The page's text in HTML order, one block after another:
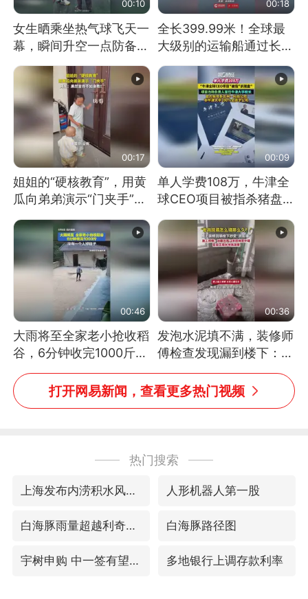
00:10
女生晒乘坐热气球飞天一
幕，瞬间升空一点防备都
没有
00:18
全长399.99米！全球最
大级别的运输船通过长江
大桥这一幕，太震撼了！
00:17
姐姐的“硬核教育”，用黄
瓜向弟弟演示“门夹手”，
网友：果然言传不如身
教！
00:09
单人学费108万，牛津全
球CEO项目被指杀猪盘，
项目方称负责人曾任牛津
大学校长
00:46
大雨将至全家老小抢收稻
谷，6分钟收完1000斤，
没有一个人掉链子
00:36
发泡水泥填不满，装修师
傅检查发现漏到楼下：出
风口未延伸到外墙
打开网易新闻，查看更多热门视频
热门搜索
上海发布内涝积水风险提示 人形机器人第一股
白海豚雨量超越利奇马、巴威 白海豚路径图
宇树申购 中一签有望赚20万元 多地银行上调存款利率